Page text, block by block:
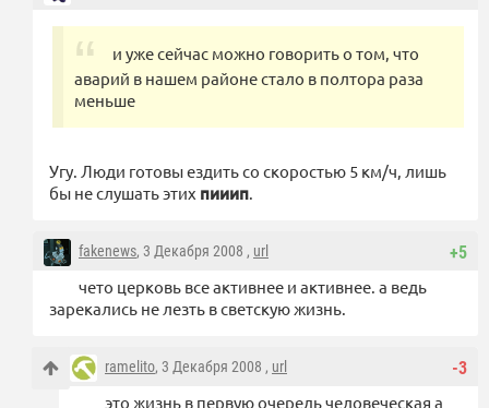
и уже сейчас можно говорить о том, что
аварий в нашем районе стало в полтора раза
меньше
Угу. Люди готовы ездить со скоростью 5 км/ч, лишь
бы не слушать этих пииип.
+5
fakenews, 3 Декабря 2008 , url
чето церковь все активнее и активнее. а ведь
зарекались не лезть в светскую жизнь.
-3
ramelito, 3 Декабря 2008 , url
это жизнь в первую очередь человеческая а